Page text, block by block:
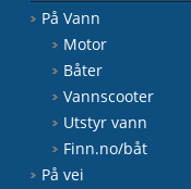
På Vann
Motor
Båter
Vannscooter
Utstyr vann
Finn.no/båt
På vei